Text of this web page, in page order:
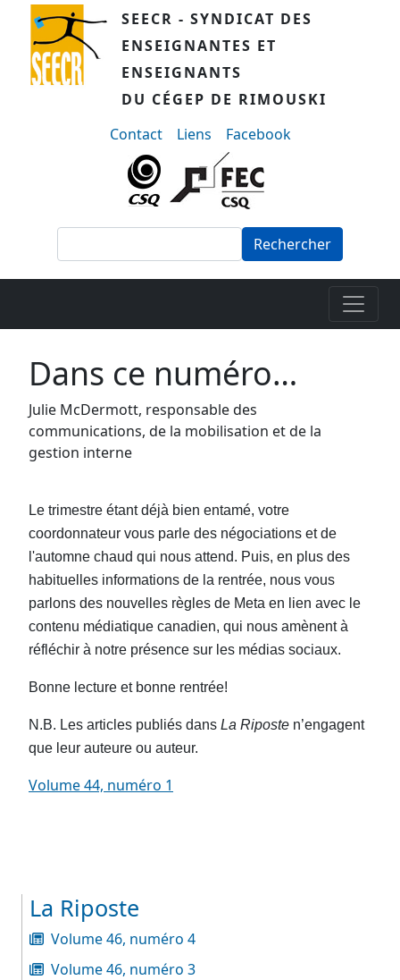
Aller au contenu principalSEECR - SYNDICAT DES
ENSEIGNANTES ET
ENSEIGNANTS
DU CÉGEP DE RIMOUSKI
menu-secondaire
Contact Liens Facebook
Dans ce numéro…
Julie McDermott, responsable des
communications, de la mobilisation et de la
gestion interne
Le trimestre étant déjà bien entamé, votre
coordonnateur vous parle des négociations et de
l'automne chaud qui nous attend. Puis, en plus des
habituelles informations de la rentrée, nous vous
parlons des nouvelles règles de Meta en lien avec le
contenu médiatique canadien, qui nous amènent à
réfléchir à notre présence sur les médias sociaux.
Bonne lecture et bonne rentrée!
N.B. Les articles publiés dans La Riposte n’engagent
que leur auteure ou auteur.
Volume 44, numéro 1
La Riposte
Volume 46, numéro 4
Volume 46, numéro 3